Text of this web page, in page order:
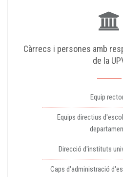
Càrrecs i persones amb
de la
Equip
Equips directius
Direcció d'instituts
Caps d'administració